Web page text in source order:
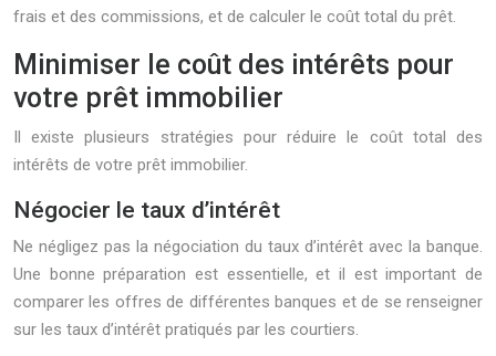
frais et des commissions, et de calculer le coût total du prêt.
Minimiser le coût des intérêts pour
votre prêt immobilier
Il existe plusieurs stratégies pour réduire le coût total des
intérêts de votre prêt immobilier.
Négocier le taux d’intérêt
Ne négligez pas la négociation du taux d’intérêt avec la banque.
Une bonne préparation est essentielle, et il est important de
comparer les offres de différentes banques et de se renseigner
sur les taux d’intérêt pratiqués par les courtiers.